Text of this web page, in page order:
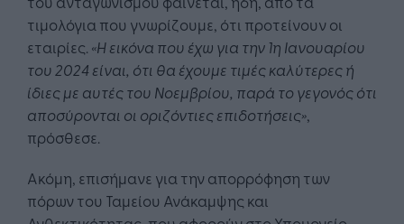
τιμολόγια που γνωρίζουμε, ότι προτείνουν οι
εταιρίες. «Η εικόνα που έχω για την 1η Ιανουαρίου
του 2024 είναι, ότι θα έχουμε τιμές καλύτερες ή
ίδιες με αυτές του Νοεμβρίου, παρά το γεγονός ότι
αποσύρονται οι οριζόντιες επιδοτήσεις»,
πρόσθεσε.
Ακόμη, επισήμανε για την απορρόφηση των
πόρων του Ταμείου Ανάκαμψης και